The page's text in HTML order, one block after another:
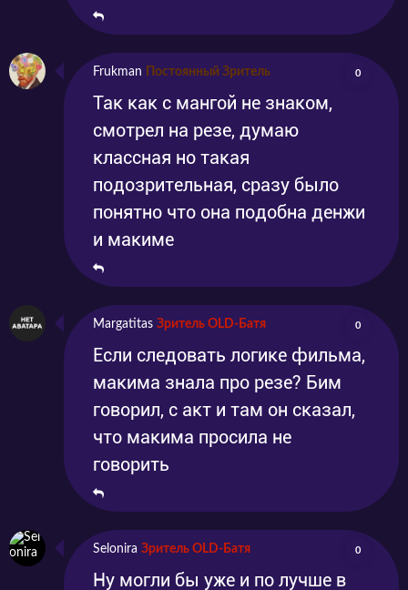
Frukman Постоянный Зритель 0
Так как с мангой не знаком,
смотрел на резе, думаю
классная но такая
подозрительная, сразу было
понятно что она подобна денжи
и макиме
Margatitas Зритель OLD-Батя 0
Если следовать логике фильма,
макима знала про резе? Бим
говорил, с акт и там он сказал,
что макима просила не
говорить
Selonira Зритель OLD-Батя 0
Ну могли бы уже и по лучше в